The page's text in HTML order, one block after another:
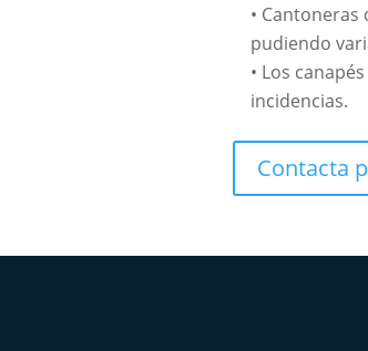
• Cantoneras
pudiendo
• Los
incidencias.
Contacta